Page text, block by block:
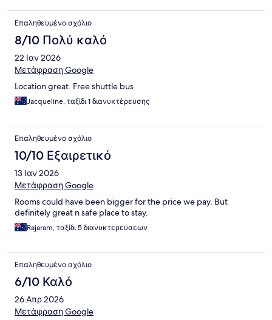
Επαληθευμένο σχόλιο
8/10 Πολύ καλό
22 Ιαν 2026
Μετάφραση Google
Location great. Free shuttle bus
Jacqueline, ταξίδι 1 διανυκτέρευσης
Επαληθευμένο σχόλιο
10/10 Εξαιρετικό
13 Ιαν 2026
Μετάφραση Google
Rooms could have been bigger for the price we pay. But
definitely great n safe place to stay.
Rajaram, ταξίδι 5 διανυκτερεύσεων
Επαληθευμένο σχόλιο
6/10 Καλό
26 Απρ 2026
Μετάφραση Google